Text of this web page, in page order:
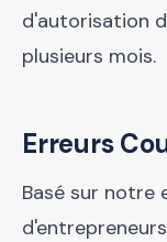
d'autorisation
plusieurs mois.
Erreurs
Basé sur notre